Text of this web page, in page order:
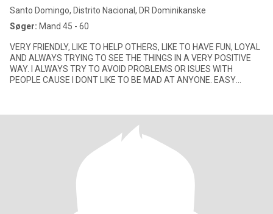
Santo Domingo, Distrito Nacional, DR Dominikanske
Søger: Mand 45 - 60
VERY FRIENDLY, LIKE TO HELP OTHERS, LIKE TO HAVE FUN, LOYAL
AND ALWAYS TRYING TO SEE THE THINGS IN A VERY POSITIVE
WAY. I ALWAYS TRY TO AVOID PROBLEMS OR ISUES WITH
PEOPLE CAUSE I DONT LIKE TO BE MAD AT ANYONE. EASY